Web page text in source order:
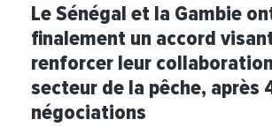
Le Sénégal et la Gambie
finalement un accord
renforcer leur
secteur de la pêche, après
négociations